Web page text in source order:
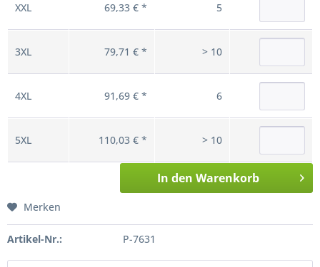
XXL 69,33 € * 5
3XL 79,71 € * > 10
4XL 91,69 € * 6
5XL 110,03 € * > 10
In den Warenkorb
Merken
Artikel-Nr.: P-7631